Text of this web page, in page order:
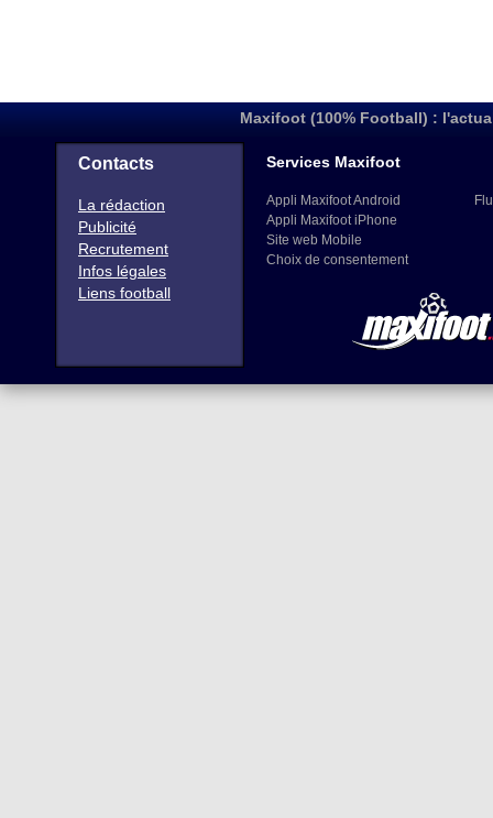
Maxifoot (100% Football) :
Contacts
La rédaction
Publicité
Recrutement
Infos légales
Liens football
Services Maxifoot
Appli Maxifoot Android
Appli Maxifoot iPhone
Site web Mobile
Choix de consentement